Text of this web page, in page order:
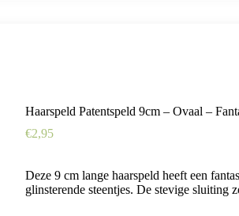
Haarspeld Patentspeld 9cm – Ovaal –
€2,95
Deze 9 cm lange haarspeld heeft een
glinsterende steentjes. De stevige sluiting